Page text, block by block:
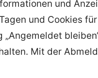
und
und Cookies
„Angemeldet
Mit der